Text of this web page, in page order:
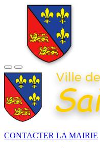
CONTACTER LA MAIRIE